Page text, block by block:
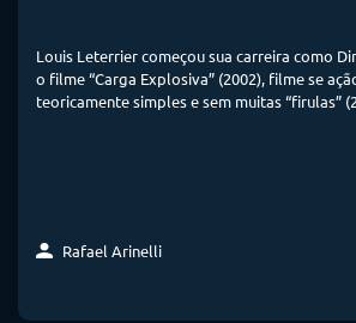
Louis Leterrier começou sua carreira como
o filme “Carga Explosiva” (2002), filme se
teoricamente simples e sem muitas “firulas”
Rafael Arinelli